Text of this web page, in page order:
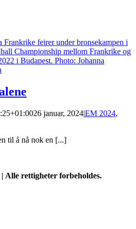
26 januar, 2024|EM 2024,
til å nå nok en [...]
Alle rettigheter forbeholdes.